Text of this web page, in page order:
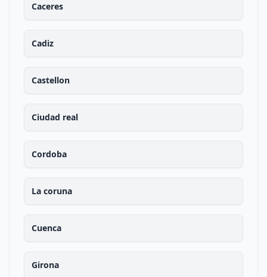
Caceres
Cadiz
Castellon
Ciudad real
Cordoba
La coruna
Cuenca
Girona